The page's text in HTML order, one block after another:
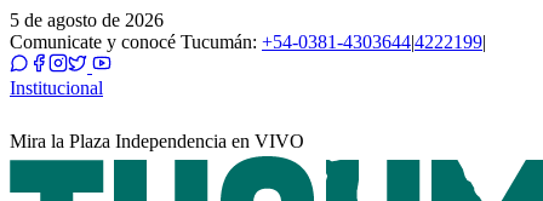
5 de agosto de 2026
Comunicate y conocé Tucumán: +54-0381-4303644|4222199|
Institucional
Mira la Plaza Independencia en VIVO